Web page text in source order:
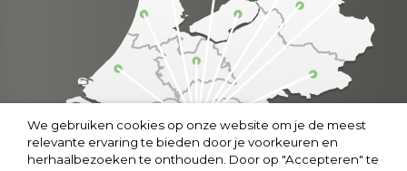
We gebruiken cookies op onze website om je de meest
relevante ervaring te bieden door je voorkeuren en
herhaalbezoeken te onthouden. Door op "Accepteren" te